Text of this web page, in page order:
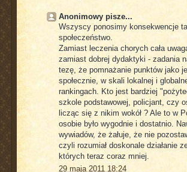
Anonimowy pisze...
Wszyscy ponosimy konsekwencje
społeczeństwo.
Zamiast leczenia chorych cała
zamiast dobrej dydaktyki - zadania
tezę, że pomnażanie punktów jako
społecznie, w skali lokalnej i
rankingach. Kto jest bardziej
szkole podstawowej, policjant, czy
licząc się z nikim wokół ? Ale to w
osobie było wygodnie i dostatnio.
wywiadów, że żałuje, że nie
czyli rozumiał doskonale działanie
których teraz coraz mniej.
29 maja 2011 18:24